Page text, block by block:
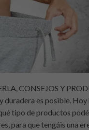
CONSEJOS Y
duradera es posible.
tipo de productos
para que tengáis una